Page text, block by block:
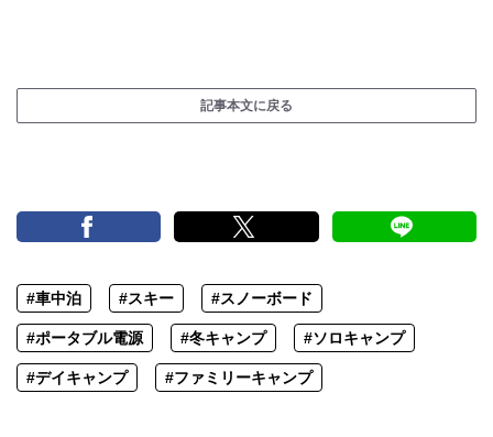
記事本文に戻る
#車中泊 #スキー #スノーボード
#ポータブル電源 #冬キャンプ #ソロキャンプ
#デイキャンプ #ファミリーキャンプ